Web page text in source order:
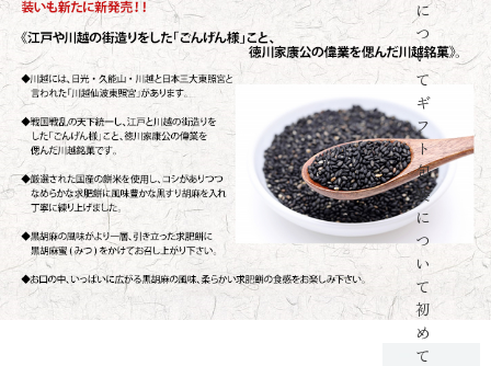
に
つ
い
て
ギ
フ
ト
包
装
に
つ
い
て
初
め
て